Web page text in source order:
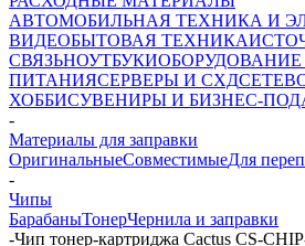
АВТОМОБИЛЬНАЯ ТЕХНИКА И
ВИДЕОБЫТОВАЯ ТЕХНИКА
СВЯЗЬНОУТБУКИ
ПИТАНИЯСЕРВЕРЫ И СХД
ХОББИСУВЕНИРЫ И БИЗНЕС-
-
Материалы для заправки
ОригинальныеСовместимыеДля
-
Чипы
БарабаныТонерЧернила и заправки
-Чип тонер-картриджа Cactus CS-